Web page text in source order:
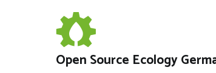
Open Source Ecology